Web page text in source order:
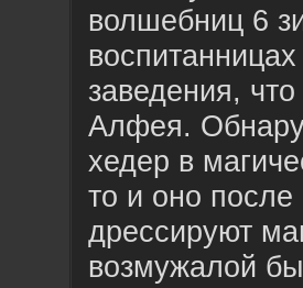
волшебниц 6
заведения,
Алфея.
хедер в
то и оно
дрессируют
возмужалой